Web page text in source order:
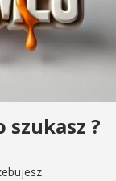
szukasz ?